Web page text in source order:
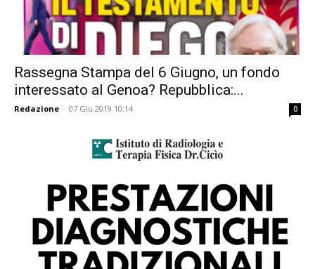
Rassegna Stampa del 6 Giugno, un fondo
interessato al Genoa? Repubblica:...
Redazione - 07 Giu 2019 10:14 0